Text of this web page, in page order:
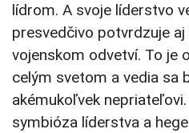
lídrom. A svoje líderstvo
presvedčivo potvrdzuje
vojenskom odvetví. To je
celým svetom a vedia sa
akémukoľvek
symbióza líderstva a